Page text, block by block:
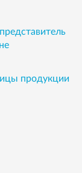
продукции